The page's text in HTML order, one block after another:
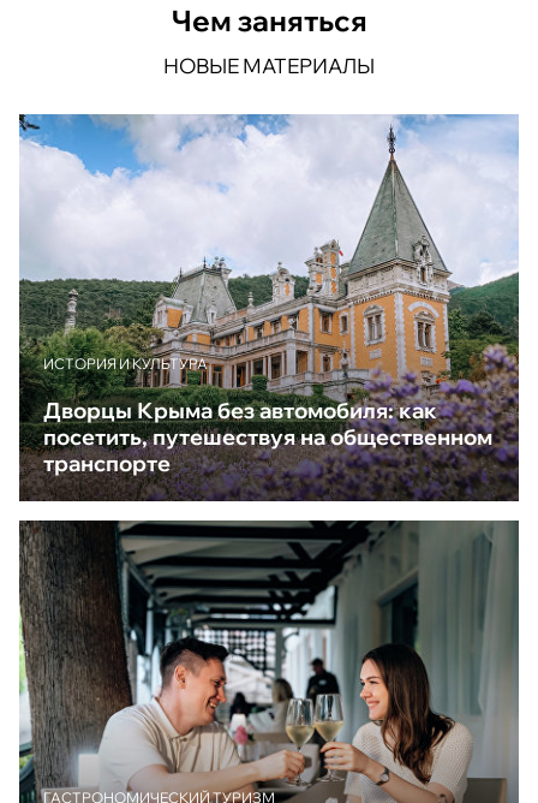
Чем заняться
НОВЫЕ МАТЕРИАЛЫ
ИСТОРИЯ И КУЛЬТУРА
Дворцы Крыма без автомобиля: как
посетить, путешествуя на общественном
транспорте
ГАСТРОНОМИЧЕСКИЙ ТУРИЗМ